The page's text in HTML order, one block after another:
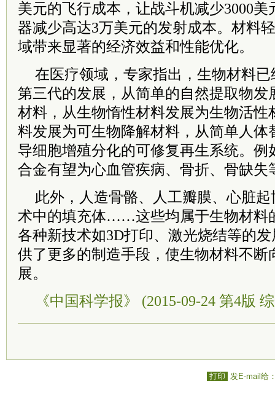
美元的飞行成本，让战斗机减少3000
器减少高达3万美元的发射成本。材料
域带来显著的经济效益和性能优化。
在医疗领域，专家指出，生物材料
第三代的发展，从简单的自然提取物发
材料，从生物惰性材料发展为生物活性
料发展为可生物降解材料，从简单人体
导细胞增殖分化的可修复再生系统。例
合金有望为心血管疾病、骨折、骨缺失
此外，人造骨骼、人工瓣膜、心脏
术中的填充体……这些均属于生物材料
各种新技术如3D打印、激光烧结等的
供了更多的制造手段，使生物材料不断
展。
《中国科学报》 (2015-09-24 第4版
打印 发E-mail给